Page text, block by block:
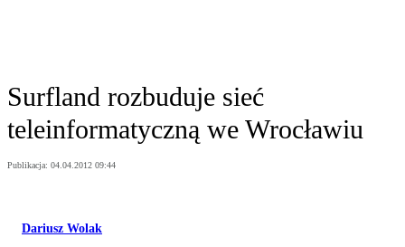
Surfland rozbuduje sieć
teleinformatyczną we Wrocławiu
Publikacja: 04.04.2012 09:44
Dariusz Wolak